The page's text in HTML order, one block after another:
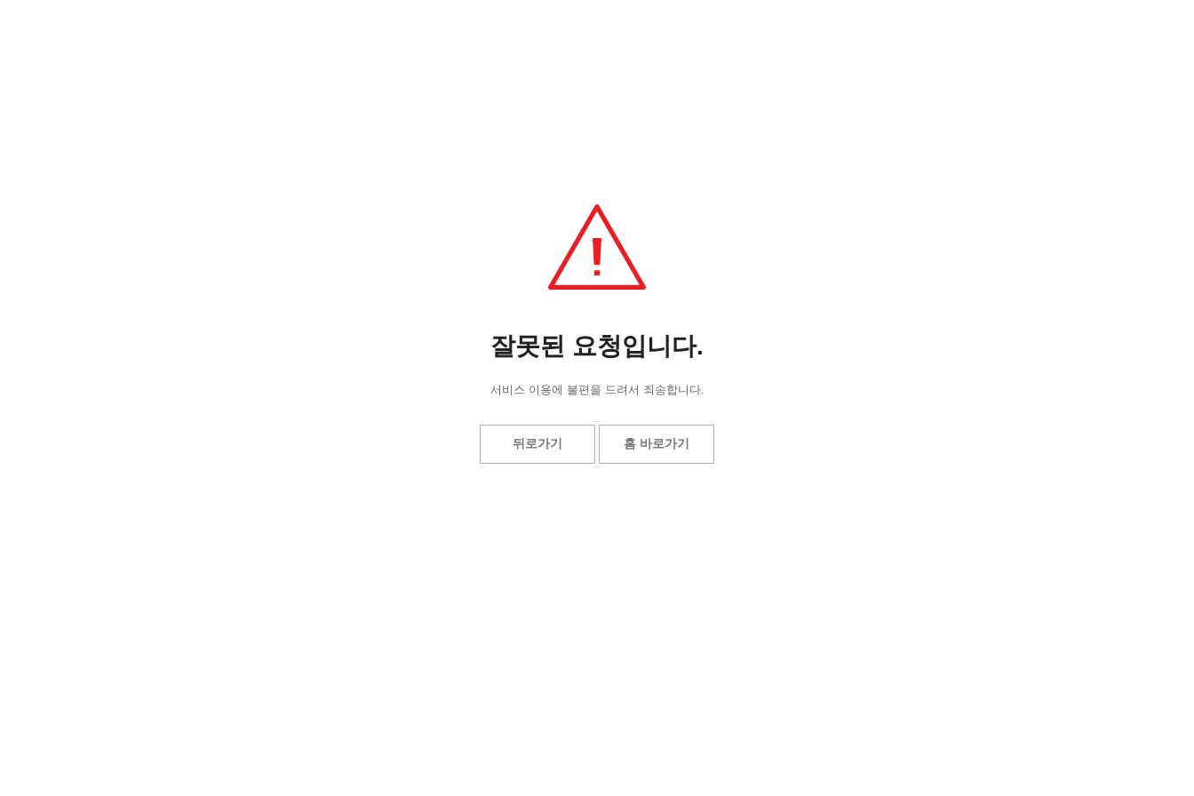
잘못된 요청입니다.
서비스 이용에 불편을 드려서 죄송합니다.
뒤로가기 홈 바로가기